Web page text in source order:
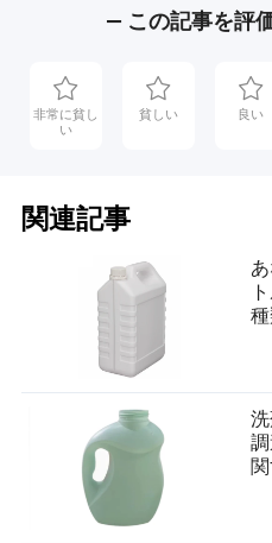
— この記事を評
非常に貧し
い
貧しい 良い
関連記事